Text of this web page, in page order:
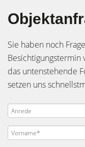
Sie haben noch
Besichtigungstermin
das untenstehende
setzen uns